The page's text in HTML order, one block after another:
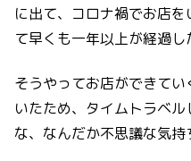
に出て、コロナ禍でお店
て早くも一年以上が経過し
そうやってお店ができて
いたため、タイムトラベ
な、なんだか不思議な気持